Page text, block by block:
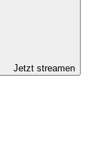
Jetzt streamen